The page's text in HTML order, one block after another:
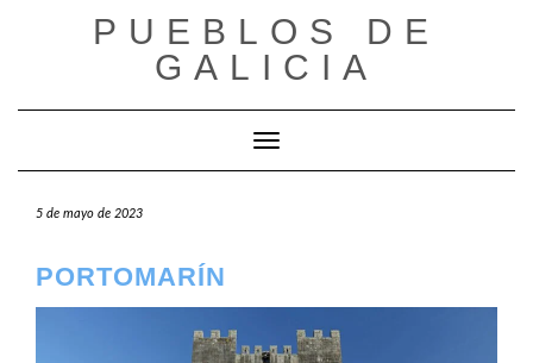
PUEBLOS DE
GALICIA
Cambiar modo de navegación
5 de mayo de 2023
PORTOMARÍN